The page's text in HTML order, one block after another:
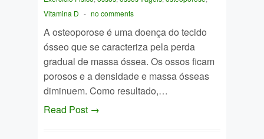
Vitamina D - no comments
A osteoporose é uma doença do tecido
ósseo que se caracteriza pela perda
gradual de massa óssea. Os ossos ficam
porosos e a densidade e massa ósseas
diminuem. Como resultado,…
Read Post →